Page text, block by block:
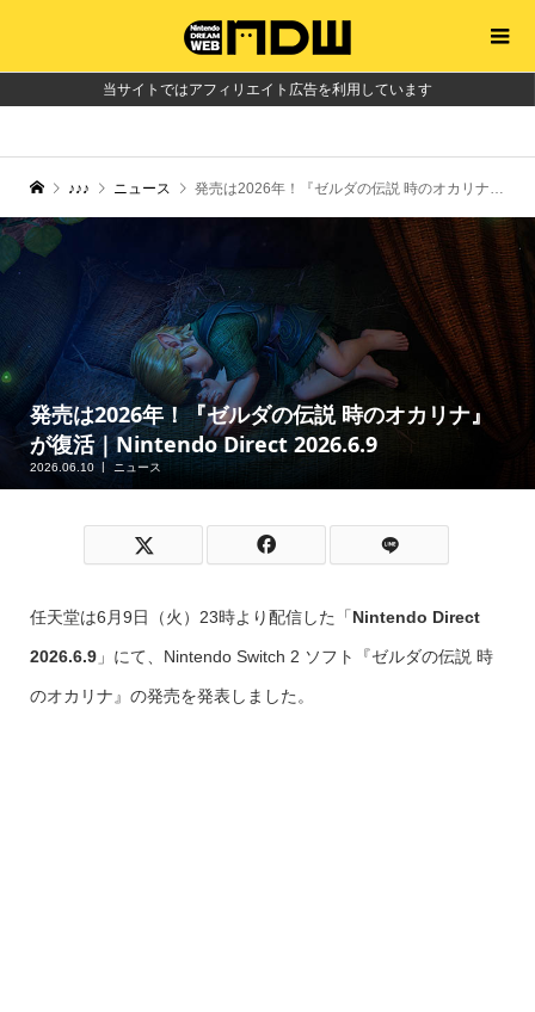
当サイトではアフィリエイト広告を利用しています
♪♪♪ ニュース 発売は2026年！『ゼルダの伝説 時のオカリナ』が復活｜Nintendo Direct 2026.6.9
発売は2026年！『ゼルダの伝説 時のオカリナ』
が復活｜Nintendo Direct 2026.6.9
2026.06.10 ニュース
任天堂は6月9日（火）23時より配信した「Nintendo Direct
2026.6.9」にて、Nintendo Switch 2 ソフト『ゼルダの伝説 時
のオカリナ』の発売を発表しました。